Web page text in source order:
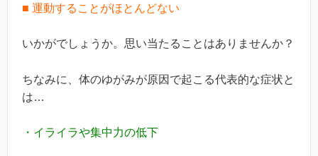
■ 運動することがほとんどない
いかがでしょうか。思い当たることはありませんか？
ちなみに、体のゆがみが原因で起こる代表的な症状と
は…
・イライラや集中力の低下